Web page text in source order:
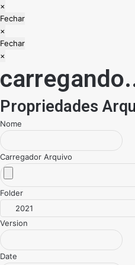
×
Fechar
×
Fechar
×
Propriedades
Nome
Carregador Arquivo
Folder
Version
Date